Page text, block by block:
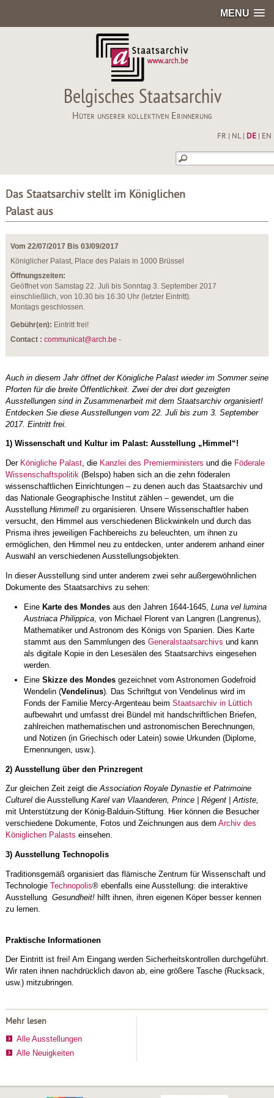
MENU
Belgisches Staatsarchiv
Hüter unserer kollektiven Erinnerung
FR NL| DE| EN
Das Staatsarchiv stellt im Königlichen
Palast aus
Vom 22/07/2017 Bis 03/09/2017
Königlicher Palast, Place des Palais in 1000 Brüssel
Öffnungszeiten:
Geöffnet von Samstag 22. Juli bis Sonntag 3. September 2017
einschließlich, von 10.30 bis 16.30 Uhr (letzter Eintritt).
Montags geschlossen.
Gebühr(en): Eintritt frei!
Contact : communicat@arch.be -
Auch in diesem Jahr öffnet der Königliche Palast wieder im Sommer seine
Pforten für die breite Öffentlichkeit. Zwei der drei dort gezeigten
Ausstellungen sind in Zusammenarbeit mit dem Staatsarchiv organisiert!
Entdecken Sie diese Ausstellungen vom 22. Juli bis zum 3. September
2017. Eintritt frei.
1) Wissenschaft und Kultur im Palast: Ausstellung „Himmel“!
Der Königliche Palast, die Kanzlei des Premierministers und die Föderale
Wissenschaftspolitik(Belspo) haben sich an die zehn föderalen
wissenschaftlichen Einrichtungen – zu denen auch das Staatsarchiv und
das Nationale Geographische Institut zählen – gewendet, um die
Ausstellung Himmel! zu organisieren. Unsere Wissenschaftler haben
versucht, den Himmel aus verschiedenen Blickwinkeln und durch das
Prisma ihres jeweiligen Fachbereichs zu beleuchten, um ihnen zu
ermöglichen, den Himmel neu zu entdecken, unter anderem anhand einer
Auswahl an verschiedenen Ausstellungsobjekten.
In dieser Ausstellung sind unter anderem zwei sehr außergewöhnlichen
Dokumente des Staatsarchivs zu sehen:
Eine Karte des Mondesaus den Jahren 1644-1645, Luna vel lumina
Austriaca Philippica, von Michael Florent van Langren (Langrenus),
Mathematiker und Astronom des Königs von Spanien. Dies Karte
stammt aus den Sammlungen des Generalstaatsarchivs und kann
als digitale Kopie in den Lesesälen des Staatsarchivs eingesehen
werden.
Eine Skizze des Mondesgezeichnet vom Astronomen Godefroid
Wendelin (Vendelinus). Das Schriftgut von Vendelinus wird im
Fonds der Familie Mercy-Argenteau beim Staatsarchiv in Lüttich
aufbewahrt und umfasst drei Bündel mit handschriftlichen Briefen,
zahlreichen mathematischen und astronomischen Berechnungen,
und Notizen (in Griechisch oder Latein) sowie Urkunden (Diplome,
Ernennungen, usw.).
2) Ausstellung über den Prinzregent
Zur gleichen Zeit zeigt dieAssociation Royale Dynastie et Patrimoine
Culturel die Ausstellung Karel van Vlaanderen, Prince | Régent | Artiste,
mit Unterstützung der König-Balduin-Stiftung. Hier können die Besucher
verschiedene Dokumente, Fotos und Zeichnungen aus dem Archiv des
Königlichen Palasts einsehen.
3) Ausstellung Technopolis
Traditionsgemäß organisiert das flämische Zentrum für Wissenschaft und
Technologie Technopolis® ebenfalls eine Ausstellung: die interaktive
Ausstellung Gesundheit! hilft ihnen, ihren eigenen Köper besser kennen
zu lernen.
Praktische Informationen
Der Eintritt ist frei! Am Eingang werden Sicherheitskontrollen durchgeführt.
Wir raten ihnen nachdrücklich davon ab, eine größere Tasche (Rucksack,
usw.) mitzubringen.
Mehr lesen
Alle Ausstellungen
Alle Neuigkeiten